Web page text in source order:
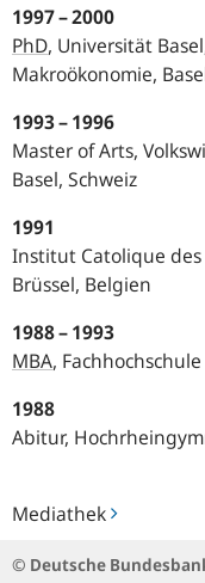
Mediathek
Mediathek
1997 – 2000
PhD, Universität
Makroökonomie,
1993 – 1996
Master of Arts,
Basel, Schweiz
1991
Institut Catolique des
Brüssel, Belgien
1988 – 1993
MBA,
1988
Abitur,
© Deutsche